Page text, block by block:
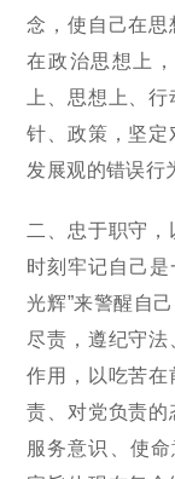
念，使自己在思
在政治思想上
上、思想上、
针、政策，坚定
发展观的错误行
二、忠于职守
时刻牢记自己
光辉”来警醒自
尽责，遵纪守
作用，以吃苦在
责、对党负责的
服务意识、使